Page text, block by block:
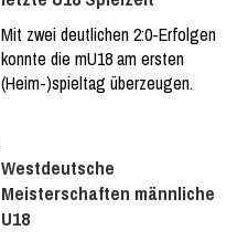
Mit zwei deutlichen 2:0-Erfolgen
konnte die mU18 am ersten
(Heim-)spieltag überzeugen.
Westdeutsche
Meisterschaften männliche
U18